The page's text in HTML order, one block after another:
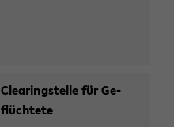
Clea­ring­stel­le für Ge­
flüch­te­te